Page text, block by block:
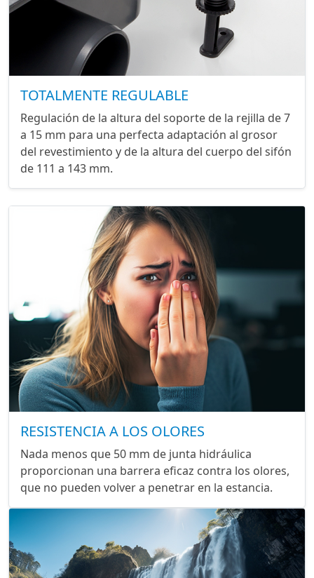
TOTALMENTE REGULABLE
Regulación de la altura del soporte de la rejilla de 7
a 15 mm para una perfecta adaptación al grosor
del revestimiento y de la altura del cuerpo del sifón
de 111 a 143 mm.
RESISTENCIA A LOS OLORES
Nada menos que 50 mm de junta hidráulica
proporcionan una barrera eficaz contra los olores,
que no pueden volver a penetrar en la estancia.